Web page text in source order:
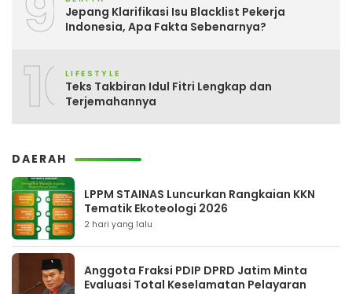
Jepang Klarifikasi Isu Blacklist Pekerja
Indonesia, Apa Fakta Sebenarnya?
10LIFESTYLE
Teks Takbiran Idul Fitri Lengkap dan
Terjemahannya
DAERAH
LPPM STAINAS Luncurkan Rangkaian KKN
Tematik Ekoteologi 2026
2 hari yang lalu
Anggota Fraksi PDIP DPRD Jatim Minta
Evaluasi Total Keselamatan Pelayaran